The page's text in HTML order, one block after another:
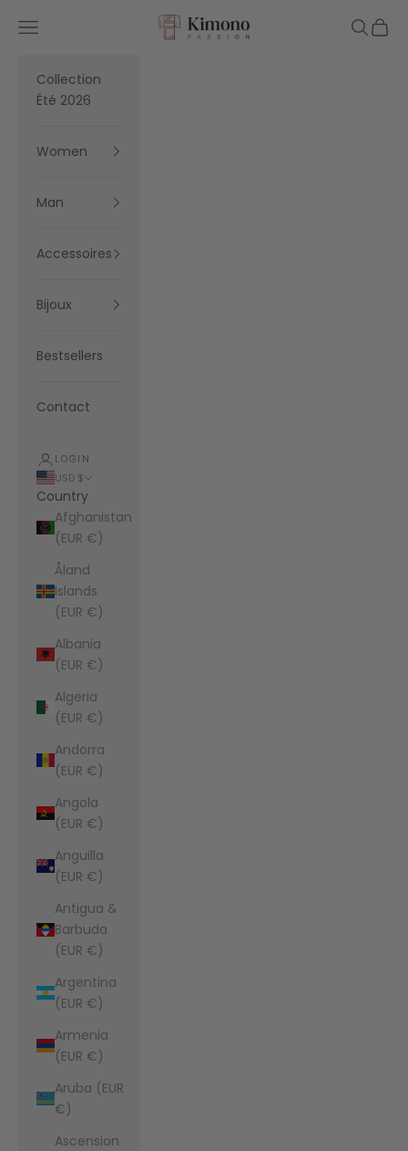
Kimono Passion
Navigation menu Search
Cart
Collection
Été 2026
Women
Man
Accessoires
Bijoux
Bestsellers
Contact
LOGIN
USD $
Country
Afghanistan
(EUR €)
Åland
Islands
(EUR €)
Albania
(EUR €)
Algeria
(EUR €)
Andorra
(EUR €)
Angola
(EUR €)
Anguilla
(EUR €)
Antigua &
Barbuda
(EUR €)
Argentina
(EUR €)
Armenia
(EUR €)
Aruba (EUR
€)
Ascension